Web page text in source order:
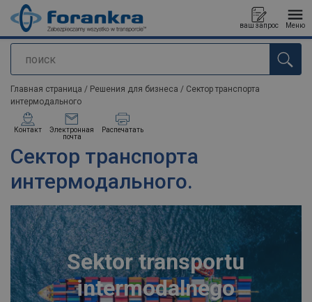
поиск
ваш запрос Меню
Продукт добавлен в ваш запрос
Главная страница / Решения для бизнеса / Сектор транспорта
интермодального
Сектор транспорта
интермодального.
Контакт
Электронная
почта
Распечатать
Sektor transportu
intermodalnego